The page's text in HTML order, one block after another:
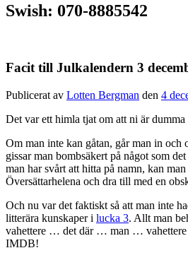
Swish: 070-8885542
Facit till Julkalendern 3
Publicerat av Lotten Bergman den 4
Det var ett himla tjat om att ni är
Om man inte kan gåtan, går man in och
gissar man bombsäkert på något som
man har svårt att hitta på namn, kan
Översättarhelena och dra till med en
Och nu var det faktiskt så att man inte
litterära kunskaper i lucka 3. Allt man
vahettere … det där … man …
IMDB!